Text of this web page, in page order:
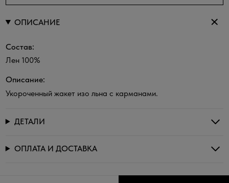
ОПИСАНИЕ
Состав:
Лен 100%
Описание:
Укороченный жакет изо льна с карманами.
ДЕТАЛИ
ОПЛАТА И ДОСТАВКА